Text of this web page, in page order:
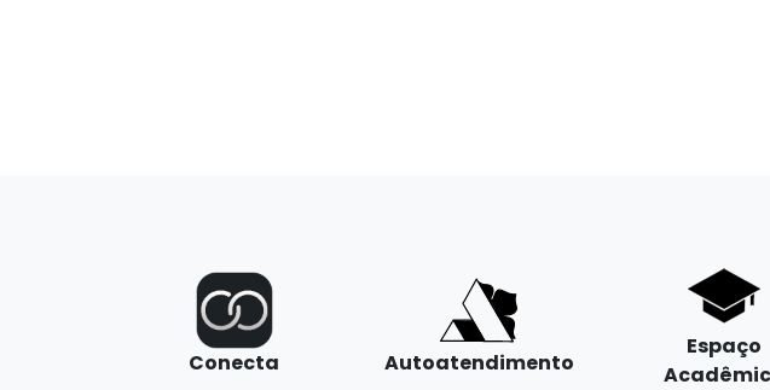
Conecta Autoatendimento
Espaço